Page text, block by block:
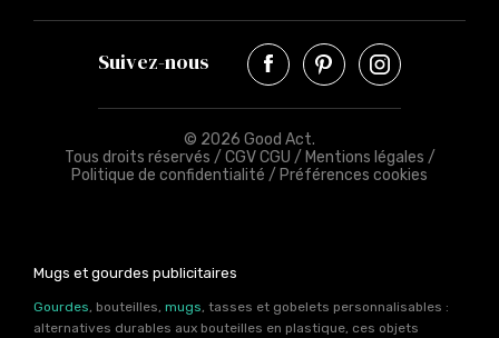
Suivez-nous
© 2026 Good Act.
Tous droits réservés / CGV CGU / Mentions légales /
Politique de confidentialité / Préférences cookies
Mugs et gourdes publicitaires
Gourdes , bouteilles, mugs , tasses et gobelets personnalisables :
alternatives durables aux bouteilles en plastique, ces objets